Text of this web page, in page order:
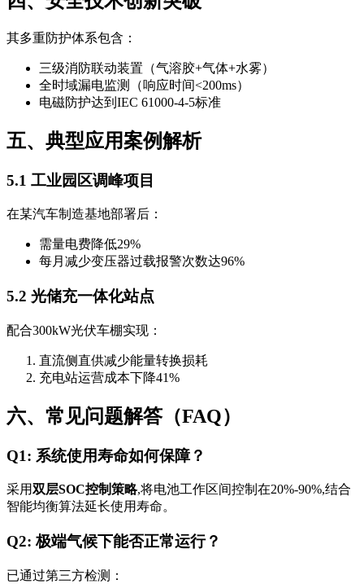
其多重防护体系包含：
三级消防联动装置（气溶胶+气体+水雾）
全时域漏电监测（响应时间<200ms）
电磁防护达到IEC 61000-4-5标准
五、典型应用案例解析
5.1 工业园区调峰项目
在某汽车制造基地部署后：
需量电费降低29%
每月减少变压器过载报警次数达96%
5.2 光储充一体化站点
配合300kW光伏车棚实现：
直流侧直供减少能量转换损耗
充电站运营成本下降41%
六、常见问题解答（FAQ）
Q1: 系统使用寿命如何保障？
采用双层SOC控制策略,将电池工作区间控制在20%-90%,结合
智能均衡算法延长使用寿命。
Q2: 极端气候下能否正常运行？
已通过第三方检测：